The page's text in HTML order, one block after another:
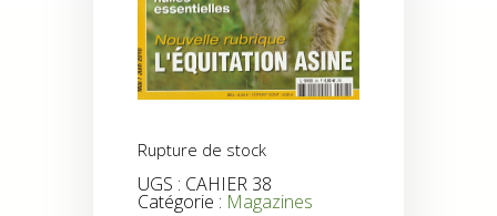
Rupture de stock
UGS : CAHIER 38
Catégorie : Magazines